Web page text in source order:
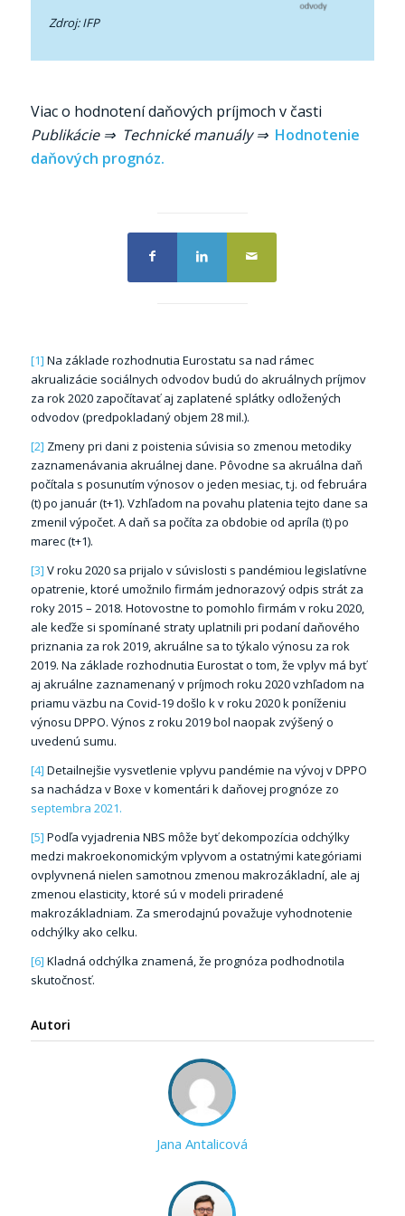
Zdroj: IFP
Viac o hodnotení daňových príjmoch v časti
Publikácie ⇒ Technické manuály ⇒ Hodnotenie
daňových prognóz.
[1] Na základe rozhodnutia Eurostatu sa nad rámec
akrualizácie sociálnych odvodov budú do akruálnych príjmov
za rok 2020 započítavať aj zaplatené splátky odložených
odvodov (predpokladaný objem 28 mil.).
[2] Zmeny pri dani z poistenia súvisia so zmenou metodiky
zaznamenávania akruálnej dane. Pôvodne sa akruálna daň
počítala s posunutím výnosov o jeden mesiac, t.j. od februára
(t) po január (t+1). Vzhľadom na povahu platenia tejto dane sa
zmenil výpočet. A daň sa počíta za obdobie od apríla (t) po
marec (t+1).
[3] V roku 2020 sa prijalo v súvislosti s pandémiou legislatívne
opatrenie, ktoré umožnilo firmám jednorazový odpis strát za
roky 2015 – 2018. Hotovostne to pomohlo firmám v roku 2020,
ale keďže si spomínané straty uplatnili pri podaní daňového
priznania za rok 2019, akruálne sa to týkalo výnosu za rok
2019. Na základe rozhodnutia Eurostat o tom, že vplyv má byť
aj akruálne zaznamenaný v príjmoch roku 2020 vzhľadom na
priamu väzbu na Covid-19 došlo k v roku 2020 k poníženiu
výnosu DPPO. Výnos z roku 2019 bol naopak zvýšený o
uvedenú sumu.
[4] Detailnejšie vysvetlenie vplyvu pandémie na vývoj v DPPO
sa nachádza v Boxe v komentári k daňovej prognóze zo
septembra 2021.
[5] Podľa vyjadrenia NBS môže byť dekompozícia odchýlky
medzi makroekonomickým vplyvom a ostatnými kategóriami
ovplyvnená nielen samotnou zmenou makrozákladní, ale aj
zmenou elasticity, ktoré sú v modeli priradené
makrozákladniam. Za smerodajnú považuje vyhodnotenie
odchýlky ako celku.
[6] Kladná odchýlka znamená, že prognóza podhodnotila
skutočnosť.
Autori
Jana Antalicová